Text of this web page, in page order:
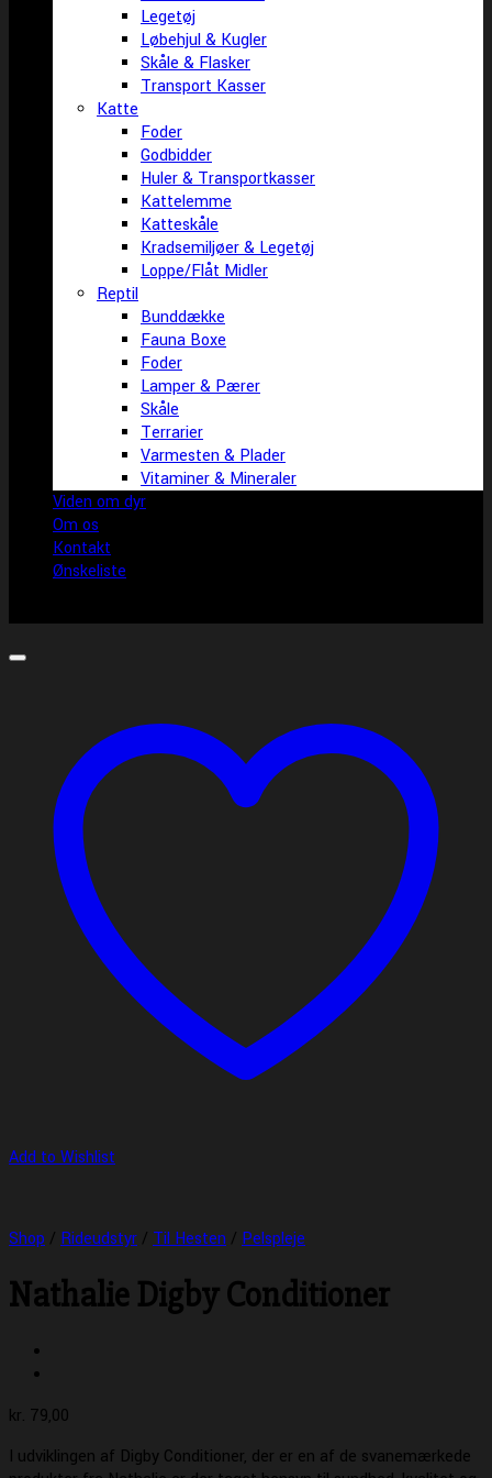
Legetøj
Løbehjul & Kugler
Skåle & Flasker
Transport Kasser
Katte
Foder
Godbidder
Huler & Transportkasser
Kattelemme
Katteskåle
Kradsemiljøer & Legetøj
Loppe/Flåt Midler
Reptil
Bunddække
Fauna Boxe
Foder
Lamper & Pærer
Skåle
Terrarier
Varmesten & Plader
Vitaminer & Mineraler
Viden om dyr
Om os
Kontakt
Ønskeliste
Add to Wishlist
Shop / Rideudstyr / Til Hesten / Pelspleje
Nathalie Digby Conditioner
kr. 79,00
I udviklingen af Digby Conditioner, der er en af de svanemærkede